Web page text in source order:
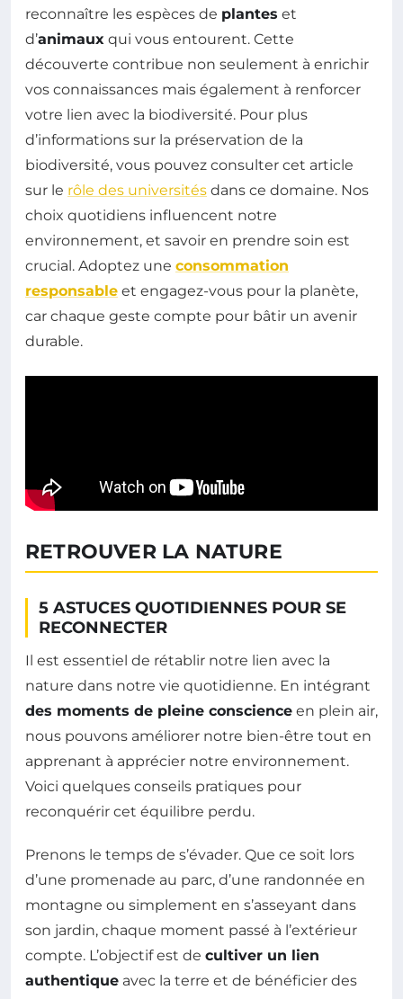
reconnaître les espèces de plantes et
d’animaux qui vous entourent. Cette
découverte contribue non seulement à enrichir
vos connaissances mais également à renforcer
votre lien avec la biodiversité. Pour plus
d’informations sur la préservation de la
biodiversité, vous pouvez consulter cet article
sur le rôle des universités dans ce domaine. Nos
choix quotidiens influencent notre
environnement, et savoir en prendre soin est
crucial. Adoptez une consommation
responsable et engagez-vous pour la planète,
car chaque geste compte pour bâtir un avenir
durable.
RETROUVER LA NATURE
5 ASTUCES QUOTIDIENNES POUR SE
RECONNECTER
Il est essentiel de rétablir notre lien avec la
nature dans notre vie quotidienne. En intégrant
des moments de pleine conscience en plein air,
nous pouvons améliorer notre bien-être tout en
apprenant à apprécier notre environnement.
Voici quelques conseils pratiques pour
reconquérir cet équilibre perdu.
Prenons le temps de s’évader. Que ce soit lors
d’une promenade au parc, d’une randonnée en
montagne ou simplement en s’asseyant dans
son jardin, chaque moment passé à l’extérieur
compte. L’objectif est de cultiver un lien
authentique avec la terre et de bénéficier des